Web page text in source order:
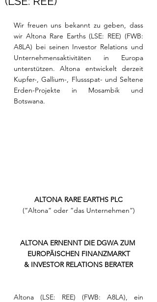
Wir freuen uns bekannt zu geben, dass
wir Altona Rare Earths (LSE: REE) (FWB:
A8LA) bei seinen Investor Relations und
Unternehmensaktivitäten in Europa
unterstützen. Altona entwickelt derzeit
Kupfer-, Gallium-, Flussspat- und Seltene
Erden-Projekte in Mosambik und
Botswana.
ALTONA RARE EARTHS PLC
(“Altona“ oder “das Unternehmen“)
ALTONA ERNENNT DIE DGWA ZUM
EUROPÄISCHEN FINANZMARKT
& INVESTOR RELATIONS BERATER
Altona (LSE: REE) (FWB: A8LA), ein